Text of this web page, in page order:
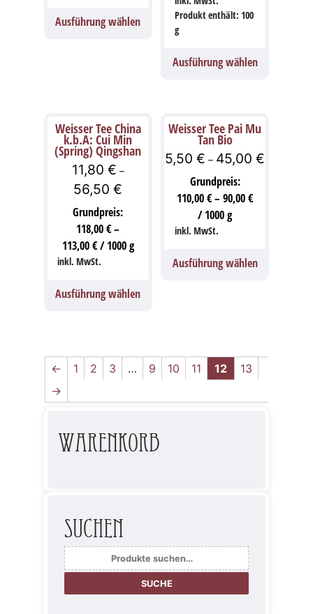
Ausführung wählen
Produkt enthält: 100
g
Ausführung wählen
Weisser Tee China
k.b.A: Cui Min
(Spring) Qingshan
11,80 € –
56,50€
Grundpreis:
118,00€–
113,00€/1000g
inkl. MwSt.
Ausführung wählen
Weisser Tee Pai Mu
Tan Bio
5,50€ – 45,00€
Grundpreis:
110,00€–90,00€
/1000g
inkl. MwSt.
Ausführung wählen
← 1 2 3 … 9 10 11 12
13
→
Warenkorb
Suchen
Suche
nach:
SUCHE